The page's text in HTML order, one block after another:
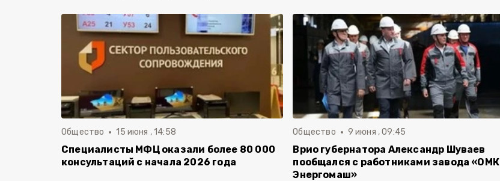
Общество 15 июня , 14:58
Специалисты МФЦ оказали более 80 000
консультаций с начала 2026 года
Общество 9 июня , 09:45
Врио губернатора Александр Шуваев
пообщался с работниками завода «ОМК
Энергомаш»